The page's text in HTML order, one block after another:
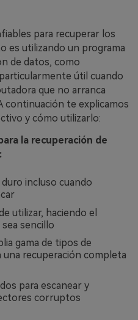
para recuperar los
es utilizando un programa
de datos, como
útil cuando
que no arranca
continuación te explicamos
y cómo utilizarlo:󠀲󠀡󠀩󠀣󠀡󠀩󠀢󠀩󠀣󠀳
la recuperación de
incluso cuando
utilizar, haciendo el
sencillo
gama de tipos de
una recuperación completa
para escanear y
corruptos